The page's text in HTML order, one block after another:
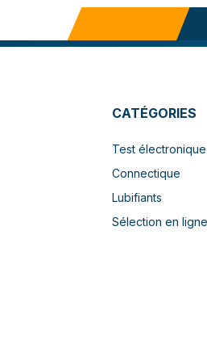
CATÉGORIES
Test électronique
Connectique
Lubifiants
Sélection en